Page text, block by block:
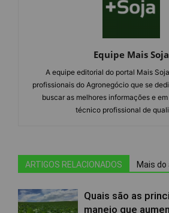
Equipe Mais Soja
A equipe editorial do portal Mais
profissionais do Agronegócio que se
buscar as melhores informações e
técnico profissional de
ARTIGOS RELACIONADOS Mais
Quais são as
manejo que